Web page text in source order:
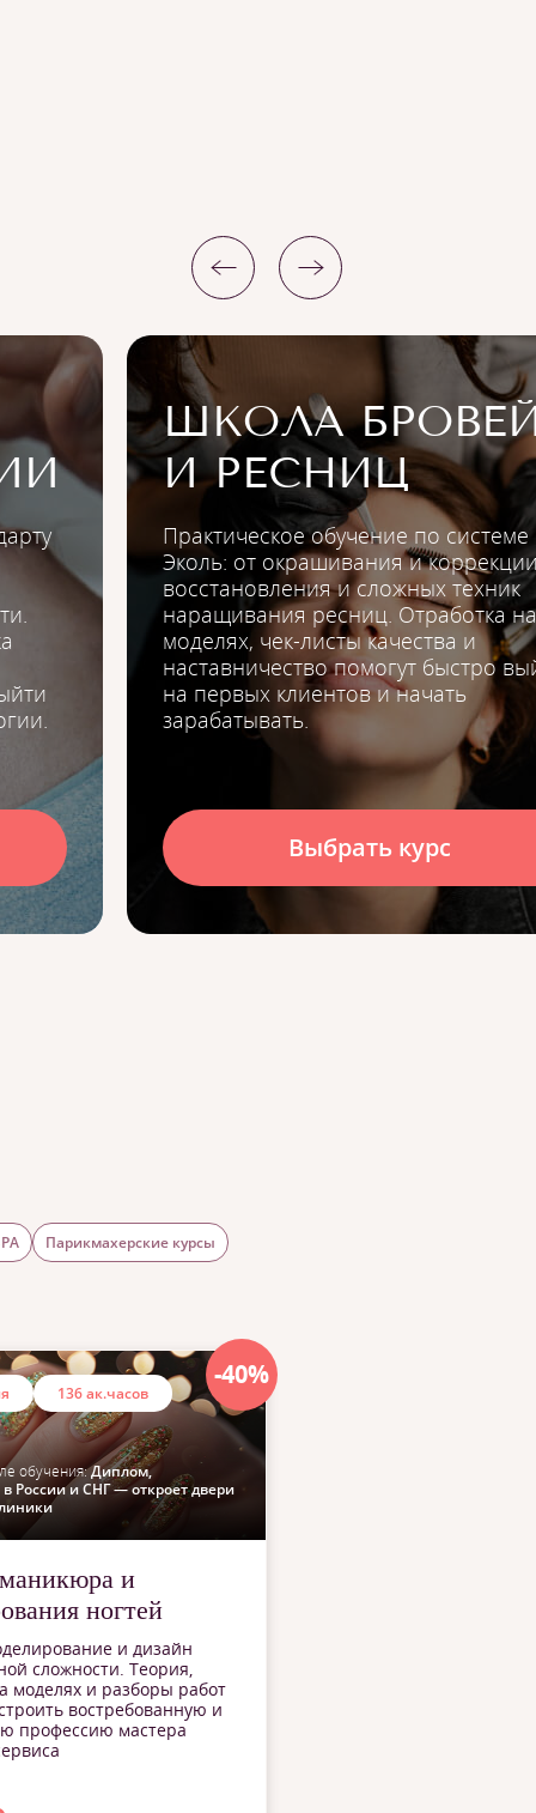
ШКОЛА
И РЕСНИЦ
Практическое обучение по системе
Эколь: от окрашивания и
восстановления и сложных техник
наращивания ресниц. Отработка на
моделях, чек-листы качества и
наставничество помогут быстро
на первых клиентов и начать
зарабатывать.
Выбрать курс
Парикмахерские курсы
-40%
136 ак.часов
обучения:Диплом,
России и СНГ — откроет двери
и
ногтей
и дизайн
сложности. Теория,
моделях и разборы работ
востребованную и
профессию мастера